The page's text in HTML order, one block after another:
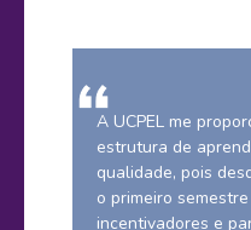
A UCPEL me
estrutura de
qualidade, pois
o primeiro
incentivadores e